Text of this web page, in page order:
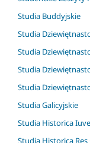
Studia Buddyjskie
Studia
Studia
Studia
Studia
Studia Galicyjskie
Studia Historica
Studia Historica